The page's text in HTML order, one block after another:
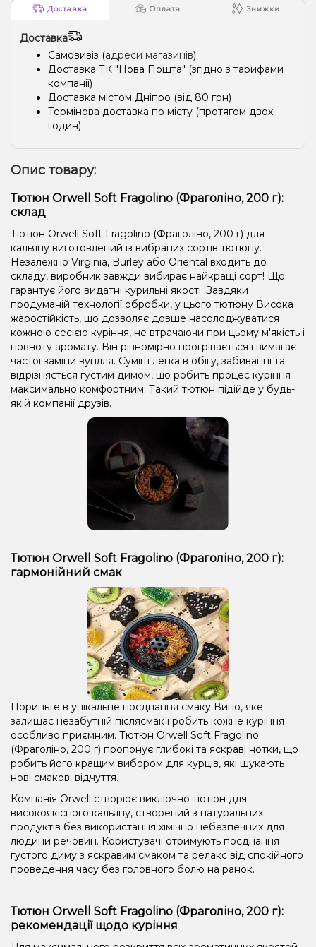
Доставка Оплата Знижки
Доставка
Самовивіз (адреси магазинів)
Доставка ТК "Нова Пошта" (згідно з тарифами
компанії)
Доставка містом Дніпро (від 80 грн)
Термінова доставка по місту (протягом двох
годин)
Опис товару:
Тютюн Orwell Soft Fragolino (Фраголіно, 200 г):
склад
Тютюн Orwell Soft Fragolino (Фраголіно, 200 г) для
кальяну виготовлений із вибраних сортів тютюну.
Незалежно Virginia, Burley або Oriental входить до
складу, виробник завжди вибирає найкращі сорт! Що
гарантує його видатні курильні якості. Завдяки
продуманій технології обробки, у цього тютюну Висока
жаростійкість, що дозволяє довше насолоджуватися
кожною сесією куріння, не втрачаючи при цьому м'якість і
повноту аромату. Він рівномірно прогрівається і вимагає
частої заміни вугілля. Суміш легка в обігу, забиванні та
відрізняється густим димом, що робить процес куріння
максимально комфортним. Такий тютюн підійде у будь-
якій компанії друзів.
Тютюн Orwell Soft Fragolino (Фраголіно, 200 г):
гармонійний смак
Пориньте в унікальне поєднання смаку Вино, яке
залишає незабутній післясмак і робить кожне куріння
особливо приємним. Тютюн Orwell Soft Fragolino
(Фраголіно, 200 г) пропонує глибокі та яскраві нотки, що
робить його кращим вибором для курців, які шукають
нові смакові відчуття.
Компанія Orwell створює виключно тютюн для
високоякісного кальяну, створений з натуральних
продуктів без використання хімічно небезпечних для
людини речовин. Користувачі отримують поєднання
густого диму з яскравим смаком та релакс від спокійного
проведення часу без головного болю на ранок.
Тютюн Orwell Soft Fragolino (Фраголіно, 200 г):
рекомендації щодо куріння